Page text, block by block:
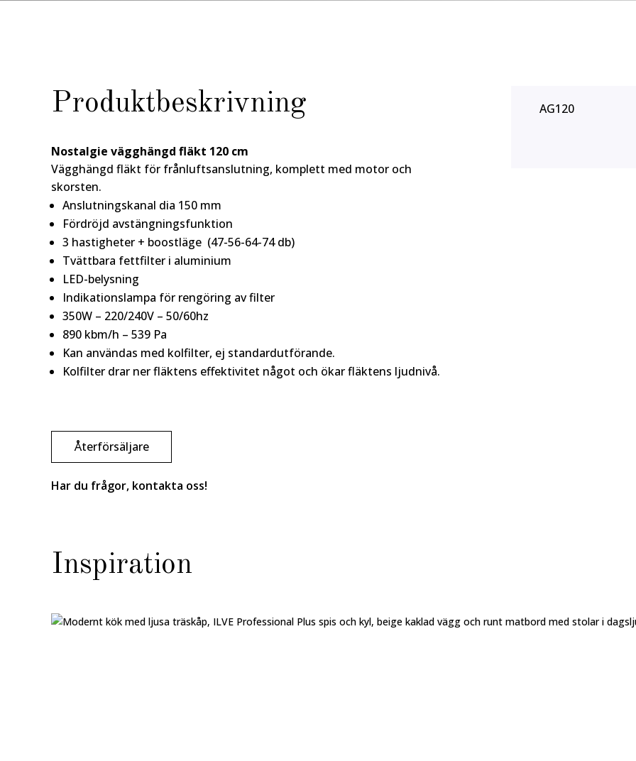
Produktbeskrivning
Nostalgie vägghängd fläkt 120 cm
Vägghängd fläkt för frånluftsanslutning, komplett med motor och
skorsten.
Anslutningskanal dia 150 mm
Fördröjd avstängningsfunktion
3 hastigheter + boostläge (47-56-64-74 db)
Tvättbara fettfilter i aluminium
LED-belysning
Indikationslampa för rengöring av filter
350W – 220/240V – 50/60hz
890 kbm/h – 539 Pa
Kan användas med kolfilter, ej standardutförande.
Kolfilter drar ner fläktens effektivitet något och ökar fläktens ljudnivå.
Återförsäljare
Har du frågor, kontakta oss!
AG120
Inspiration